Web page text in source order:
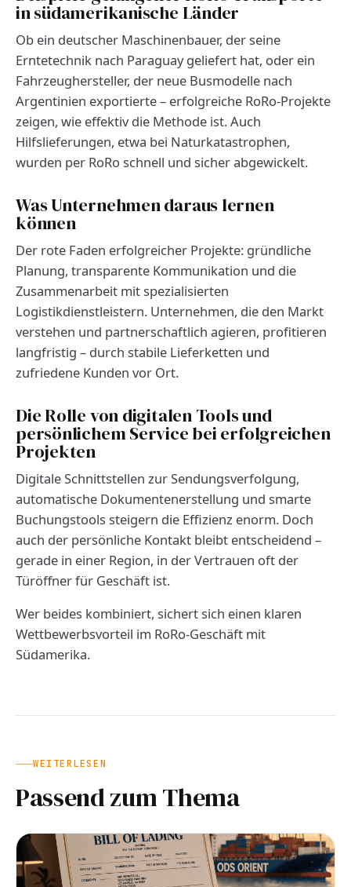
in südamerikanische Länder
Ob ein deutscher Maschinenbauer, der seine
Erntetechnik nach Paraguay geliefert hat, oder ein
Fahrzeughersteller, der neue Busmodelle nach
Argentinien exportierte – erfolgreiche RoRo-Projekte
zeigen, wie effektiv die Methode ist. Auch
Hilfslieferungen, etwa bei Naturkatastrophen,
wurden per RoRo schnell und sicher abgewickelt.
Was Unternehmen daraus lernen
können
Der rote Faden erfolgreicher Projekte: gründliche
Planung, transparente Kommunikation und die
Zusammenarbeit mit spezialisierten
Logistikdienstleistern. Unternehmen, die den Markt
verstehen und partnerschaftlich agieren, profitieren
langfristig – durch stabile Lieferketten und
zufriedene Kunden vor Ort.
Die Rolle von digitalen Tools und
persönlichem Service bei erfolgreichen
Projekten
Digitale Schnittstellen zur Sendungsverfolgung,
automatische Dokumentenerstellung und smarte
Buchungstools steigern die Effizienz enorm. Doch
auch der persönliche Kontakt bleibt entscheidend –
gerade in einer Region, in der Vertrauen oft der
Türöffner für Geschäft ist.
Wer beides kombiniert, sichert sich einen klaren
Wettbewerbsvorteil im RoRo-Geschäft mit
Südamerika.
WEITERLESEN
Passend zum Thema